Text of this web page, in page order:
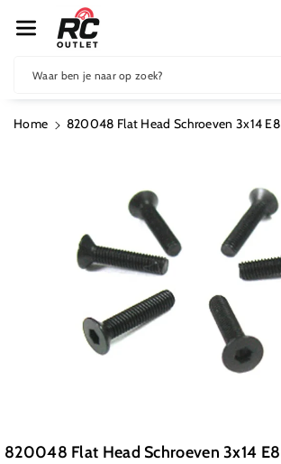
R De Conten
T
Waar ben je naar op zoek?
Home 820048 Flat Head Schroeven 3x14 E8
820048 Flat Head Schroeven 3x14 E8